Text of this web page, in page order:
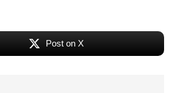
Post on X